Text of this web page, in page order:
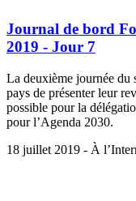
Journal de bord
2019 - Jour 7
La deuxième journée du
pays de présenter leur
possible pour la
pour l’Agenda 2030.
18 juillet 2019 - À